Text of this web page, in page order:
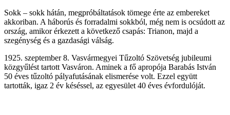
Sokk – sokk hátán, megpróbáltatások tömege érte az embereket
akkoriban. A háborús és forradalmi sokkból, még nem is ocsúdott az
ország, amikor érkezett a következő csapás: Trianon, majd a
szegénység és a gazdasági válság.
1925. szeptember 8. Vasvármegyei Tűzoltó Szövetség jubileumi
közgyűlést tartott Vasváron. Aminek a fő apropója Barabás István
50 éves tűzoltó pályafutásának elismerése volt. Ezzel együtt
tartották, igaz 2 év késéssel, az egyesület 40 éves évfordulóját.